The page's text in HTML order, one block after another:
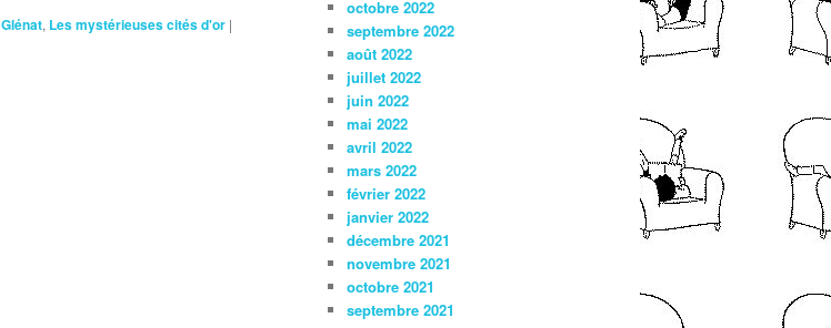
Glénat, Les mystérieuses cités d'or |
octobre 2022
septembre 2022
août 2022
juillet 2022
juin 2022
mai 2022
avril 2022
mars 2022
février 2022
janvier 2022
décembre 2021
novembre 2021
octobre 2021
septembre 2021